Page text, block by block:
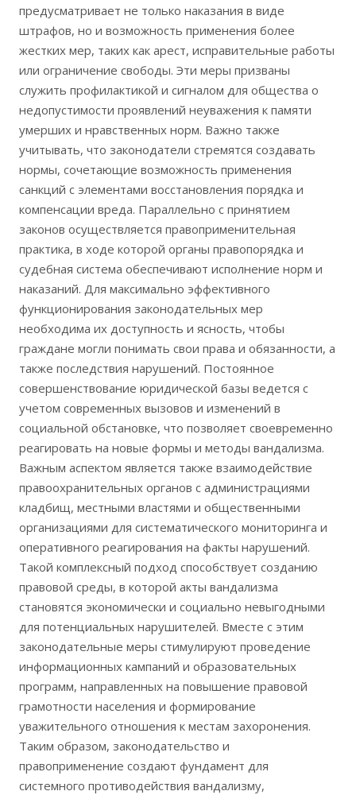
предусматривает не только наказания в виде
штрафов, но и возможность применения более
жестких мер, таких как арест, исправительные работы
или ограничение свободы. Эти меры призваны
служить профилактикой и сигналом для общества о
недопустимости проявлений неуважения к памяти
умерших и нравственных норм. Важно также
учитывать, что законодатели стремятся создавать
нормы, сочетающие возможность применения
санкций с элементами восстановления порядка и
компенсации вреда. Параллельно с принятием
законов осуществляется правоприменительная
практика, в ходе которой органы правопорядка и
судебная система обеспечивают исполнение норм и
наказаний. Для максимально эффективного
функционирования законодательных мер
необходима их доступность и ясность, чтобы
граждане могли понимать свои права и обязанности, а
также последствия нарушений. Постоянное
совершенствование юридической базы ведется с
учетом современных вызовов и изменений в
социальной обстановке, что позволяет своевременно
реагировать на новые формы и методы вандализма.
Важным аспектом является также взаимодействие
правоохранительных органов с администрациями
кладбищ, местными властями и общественными
организациями для систематического мониторинга и
оперативного реагирования на факты нарушений.
Такой комплексный подход способствует созданию
правовой среды, в которой акты вандализма
становятся экономически и социально невыгодными
для потенциальных нарушителей. Вместе с этим
законодательные меры стимулируют проведение
информационных кампаний и образовательных
программ, направленных на повышение правовой
грамотности населения и формирование
уважительного отношения к местам захоронения.
Таким образом, законодательство и
правоприменение создают фундамент для
системного противодействия вандализму,